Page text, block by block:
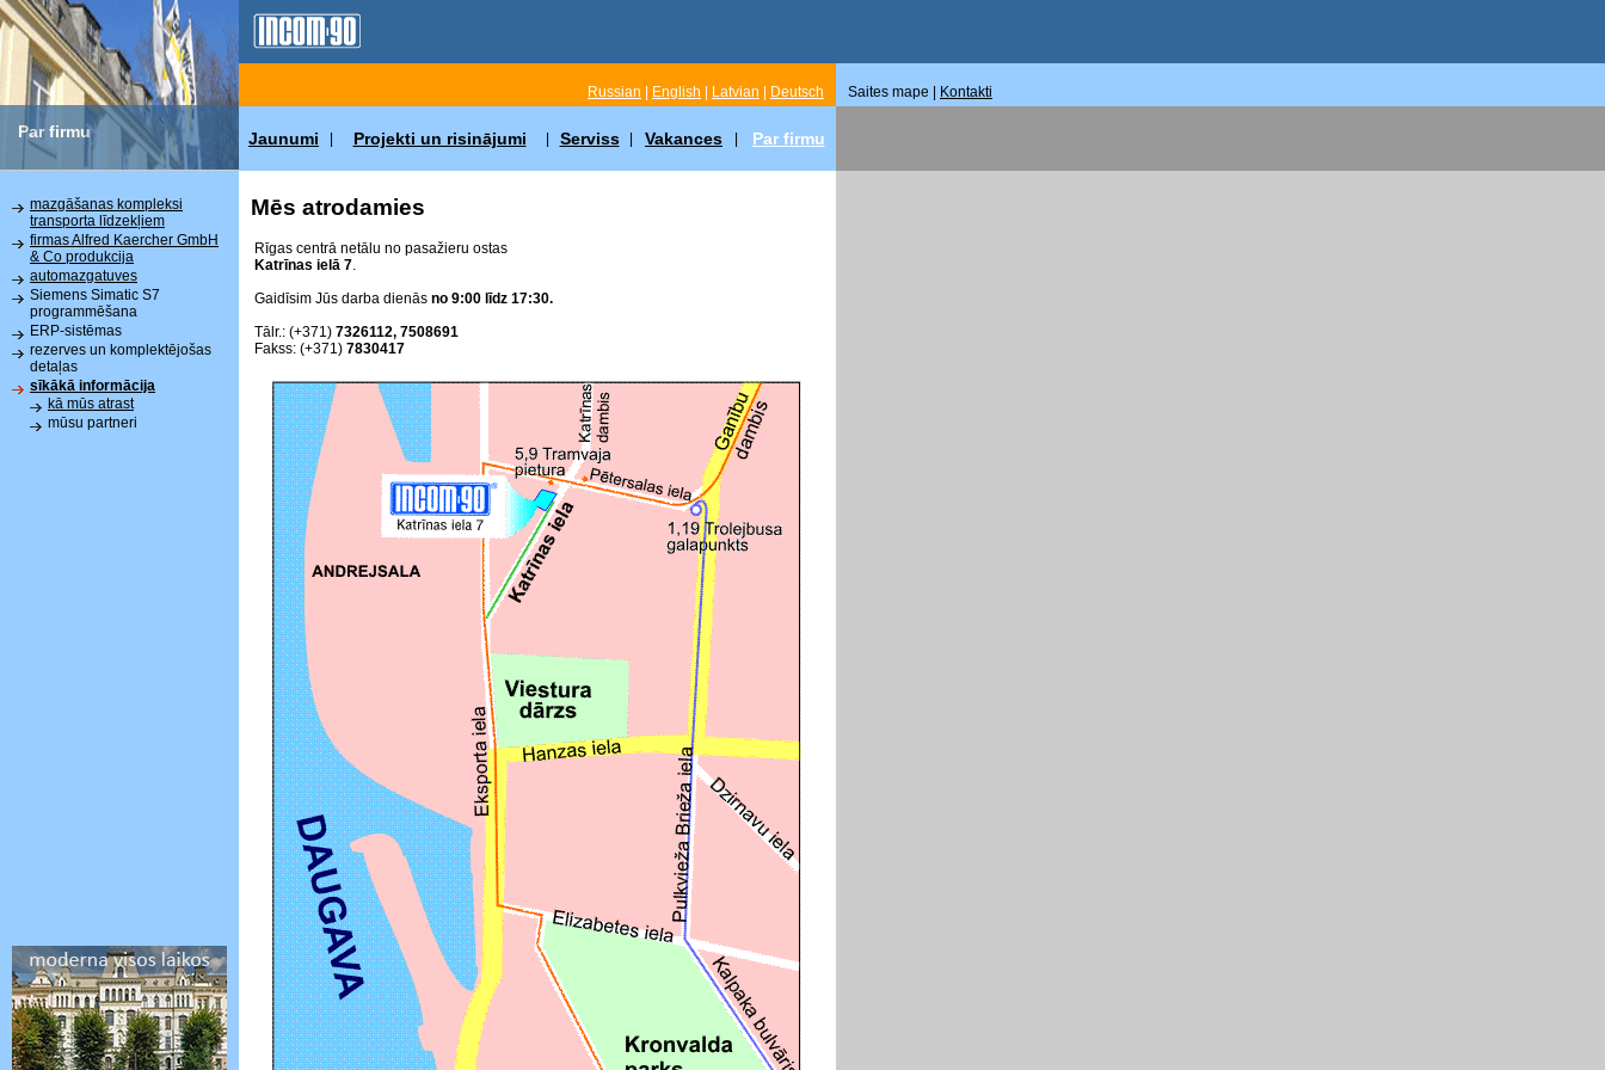
Par firmu
Russian English Latvian Deutsch Saites mape | Kontakti
Jaunumi Projekti un risinājumi Serviss Vakances Par firmu
mazgāšanas kompleksi
transporta līdzekļiem
firmas Alfred Kaercher GmbH
& Co produkcija
automazgatuves
Siemens Simatic S7
programmēšana
ERP-sistēmas
rezerves un komplektējošas
detaļas
sīkākā informācija
kā mūs atrast
mūsu partneri
Mēs atrodamies
Rīgas centrā netālu no pasažieru ostas
Katrīnas ielā 7.
Gaidīsim Jūs darba dienās no 9:00 līdz 17:30.
Tālr.: (+371) 7326112, 7508691
Fakss: (+371) 7830417